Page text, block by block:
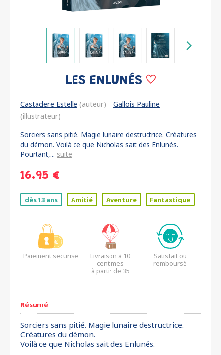
LES ENLUNÉS
Castadere Estelle (auteur)
Gallois Pauline
(illustrateur)
Sorciers sans pitié. Magie lunaire destructrice. Créatures
du démon. Voilà ce que Nicholas sait des Enlunés.
Pourtant,... suite
16.95 €
dès 13 ans Amitié Aventure Fantastique
Paiement sécurisé
Livraison à 10
centimes
à partir de 35
Satisfait ou
remboursé
Résumé
Sorciers sans pitié. Magie lunaire destructrice.
Créatures du démon.
Voilà ce que Nicholas sait des Enlunés.